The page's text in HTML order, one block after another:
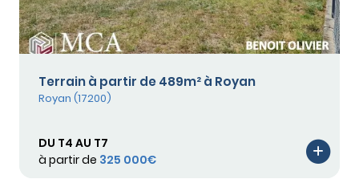
Terrain à partir de 489m² à Royan
Royan (17200)
DU T4 AU T7
à partir de 325 000€